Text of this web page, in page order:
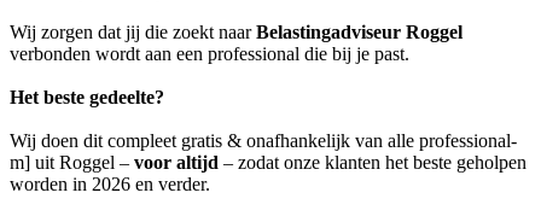
Wij zorgen dat jij die zoekt naarBelastingadviseur Roggel
verbonden wordt aan een professional die bij je past.
Het beste gedeelte?
Wij doen dit compleet gratis & onafhankelijk van alle professional-
m] uit Roggel – voor altijd – zodat onze klanten het beste geholpen
worden in 2026 en verder.